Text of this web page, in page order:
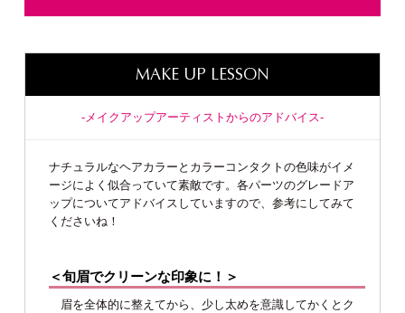
MAKE UP LESSON
-メイクアップアーティストからのアドバイス-
ナチュラルなヘアカラーとカラーコンタクトの色味がイメ
ージによく似合っていて素敵です。各パーツのグレードア
ップについてアドバイスしていますので、参考にしてみて
くださいね！
＜旬眉でクリーンな印象に！＞
眉を全体的に整えてから、少し太めを意識してかくとク